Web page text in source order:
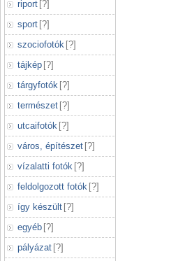
riport [?]
sport [?]
szociofotók [?]
tájkép [?]
tárgyfotók [?]
természet [?]
utcaifotók [?]
város, építészet [?]
vízalatti fotók [?]
feldolgozott fotók [?]
így készült [?]
egyéb [?]
pályázat [?]